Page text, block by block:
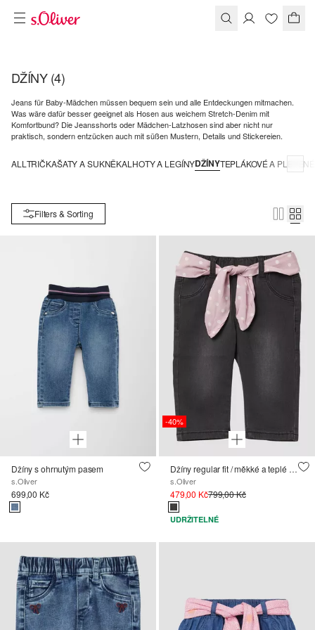
DŽÍNY(4)
Jeans für Baby-Mädchen müssen bequem sein und alle Entdeckungen mitmachen.
Was wäre dafür besser geeignet als Hosen aus weichem Stretch-Denim mit
Komfortbund? Die Jeansshorts oder Mädchen-Latzhosen sind aber nicht nur
praktisch, sondern entzücken auch mit süßen Mustern, Details und Stickereien.
ALL TRIČKAŠATY A SUKNĚKALHOTY A LEGÍNYDŽÍNYTEPLÁKOVÉ A
Filters & Sorting
Džíny s ohrnutým pasem
s.Oliver
699,00 Kč
-40%
Džíny regular fit / měkké a teplé uvnitř
s.Oliver
479,00 Kč799,00 Kč
UDRŽITELNÉ